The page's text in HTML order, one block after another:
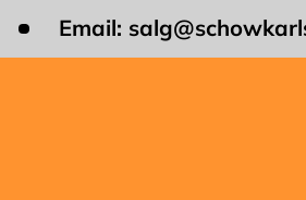
Email: